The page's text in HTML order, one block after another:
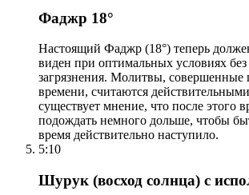
Фаджр 18°
Настоящий Фаджр (18°) теперь
виден при оптимальных условиях без
загрязнения. Молитвы, совершенные
времени, считаются
существует мнение, что после этого
подождать немного дольше, чтобы
время действительно наступило.
5:10
Шурук (восход солнца) с